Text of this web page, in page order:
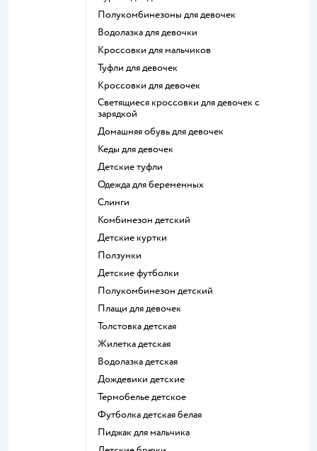
Полукомбинезоны для девочек
Водолазка для девочки
Кроссовки для мальчиков
Туфли для девочек
Кроссовки для девочек
Светящиеся кроссовки для девочек с
зарядкой
Домашняя обувь для девочек
Кеды для девочек
Детские туфли
Одежда для беременных
Слинги
Комбинезон детский
Детские куртки
Ползунки
Детские футболки
Полукомбинезон детский
Плащи для девочек
Толстовка детская
Жилетка детская
Водолазка детская
Дождевики детские
Термобелье детское
Футболка детская белая
Пиджак для мальчика